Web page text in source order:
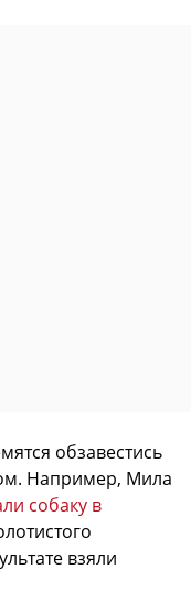
обзавестись
Например, Мила
собаку в
взяли